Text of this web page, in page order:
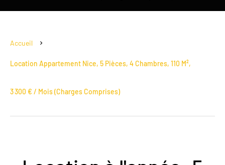
Accueil
Location Appartement Nice, 5 Pièces, 4 Chambres, 110 M²,
3 300 € / Mois (Charges Comprises)